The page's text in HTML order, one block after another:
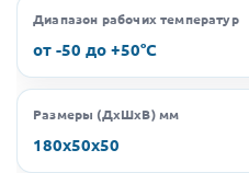
Диапазон рабочих температур
от -50 до +50°C
Размеры (ДхШхВ) мм
180х50х50